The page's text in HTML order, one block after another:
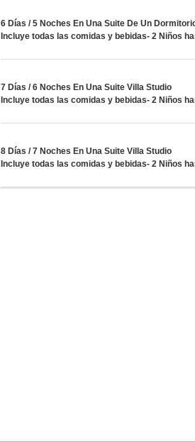
6 Días / 5 Noches En Una Suite De Un
Incluye todas las comidas y bebidas- 2 Niños
7 Días / 6 Noches En Una Suite Villa Studio
Incluye todas las comidas y bebidas- 2 Niños
8 Días / 7 Noches En Una Suite Villa Studio
Incluye todas las comidas y bebidas- 2 Niños